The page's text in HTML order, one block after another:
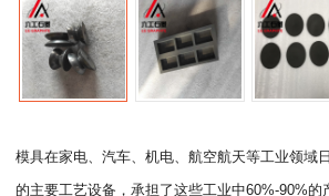
模具在家电、汽车、机电、航空航天等工业领域
的主要工艺设备，承担了这些工业中60%-90%的